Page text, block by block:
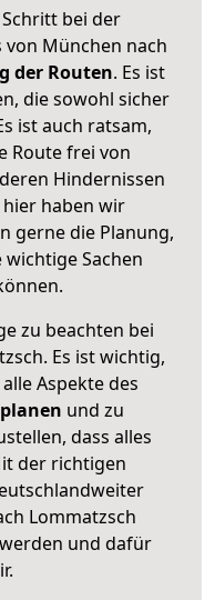
bei der
München nach
der Routen. Es ist
die sowohl sicher
ist auch ratsam,
Route frei von
Hindernissen
hier haben wir
gerne die Planung,
Sachen
zu beachten bei
Es ist wichtig,
Aspekte des
planen und zu
dass alles
der richtigen
Lommatzsch
und dafür